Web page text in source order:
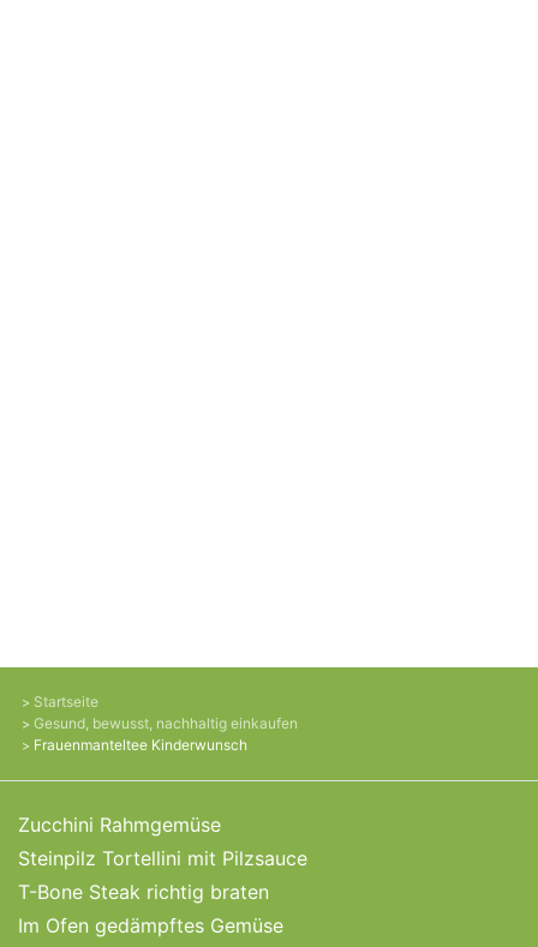
Startseite
Gesund, bewusst, nachhaltig einkaufen
Frauenmanteltee Kinderwunsch
Zucchini Rahmgemüse
Steinpilz Tortellini mit Pilzsauce
T-Bone Steak richtig braten
Im Ofen gedämpftes Gemüse